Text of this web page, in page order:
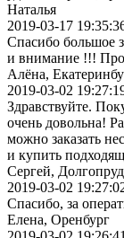
Наталья
2019-03-17
Спасибо большое
и внимание !!!
Алёна,
2019-03-02
Здравствуйте.
очень довольна!
можно заказать
и купить
Сергей,
2019-03-02
Спасибо, за
Елена, Оренбург